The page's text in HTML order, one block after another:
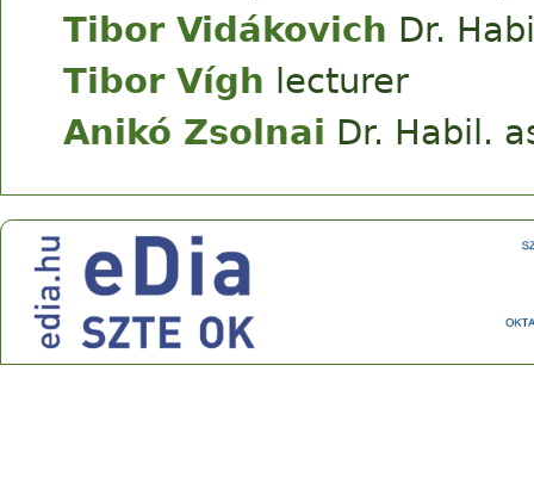
Tibor Vidákovich Dr.
Tibor Vígh lecturer
Anikó Zsolnai Dr. Habil.
Center for Research on Learning and Instruction
Address: 30-34 Petőfi Sándor sgt., Szeged, H-6722
Phone: +36 62 544 354 Fax: +36 62 544 354
E-mail:
ok@edu.u-szeged.hu